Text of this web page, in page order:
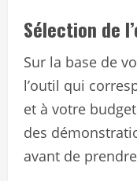
Sélection de
Sur la base de
l’outil qui
et à votre
des
avant de